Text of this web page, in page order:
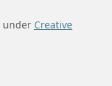
under Creative